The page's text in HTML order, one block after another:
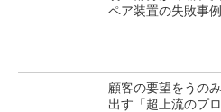
ペア装置の失敗事例
顧客の要望をうの
出す「超上流のプ